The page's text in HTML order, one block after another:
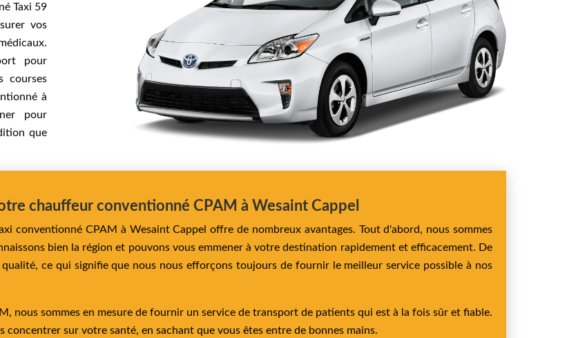
Taxi 59
vos
pour
courses
à
pour
que
chauffeur conventionné CPAM à Wesaint Cappel
conventionné CPAM à Wesaint Cappel offre de nombreux avantages. Tout d'abord, nous sommes
bien la région et pouvons vous emmener à votre destination rapidement et efficacement. De
ce qui signifie que nous nous efforçons toujours de fournir le meilleur service possible à nos
nous sommes en mesure de fournir un service de transport de patients qui est à la fois sûr et fiable.
concentrer sur votre santé, en sachant que vous êtes entre de bonnes mains.